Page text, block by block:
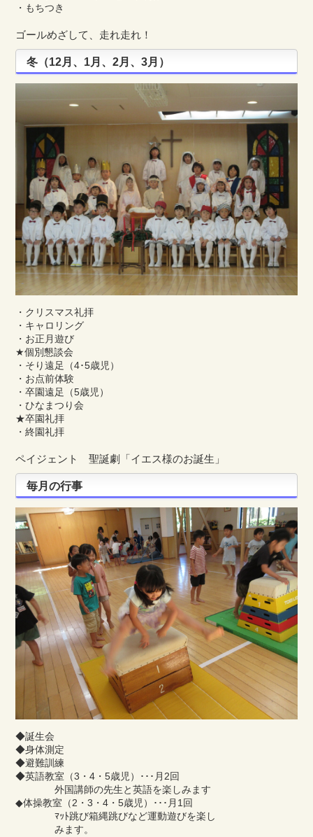
・もちつき
ゴールめざして、走れ走れ！
冬（12月、1月、2月、3月）
・クリスマス礼拝
・キャロリング
・お正月遊び
★個別懇談会
・そり遠足（4･5歳児）
・お点前体験
・卒園遠足（5歳児）
・ひなまつり会
★卒園礼拝
・終園礼拝
ペイジェント 聖誕劇「イエス様のお誕生」
毎月の行事
◆誕生会
◆身体測定
◆避難訓練
◆英語教室（3・4・5歳児）･･･月2回
外国講師の先生と英語を楽しみます
◆体操教室（2・3・4・5歳児）･･･月1回
ﾏｯﾄ跳び箱縄跳びなど運動遊びを楽し
みます。